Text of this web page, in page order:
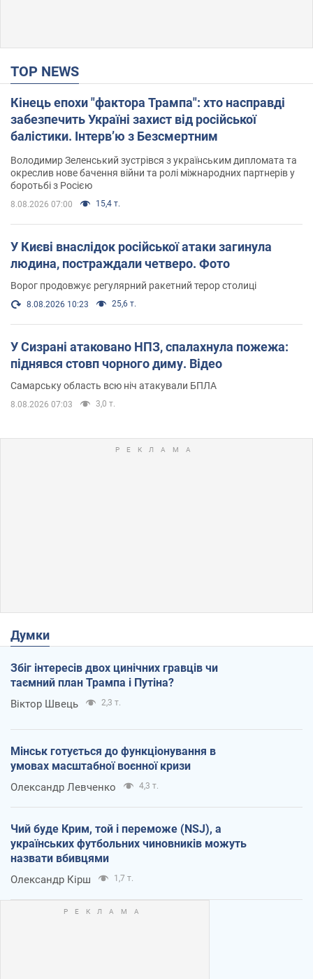
TOP NEWS
Кінець епохи "фактора Трампа": хто насправді
забезпечить Україні захист від російської
балістики. Інтерв’ю з Безсмертним
Володимир Зеленський зустрівся з українським дипломата та
окреслив нове бачення війни та ролі міжнародних партнерів у
боротьбі з Росією
8.08.2026 07:00 15,4 т.
У Києві внаслідок російської атаки загинула
людина, постраждали четверо. Фото
Ворог продовжує регулярний ракетний терор столиці
8.08.2026 10:23 25,6 т.
У Сизрані атаковано НПЗ, спалахнула пожежа:
піднявся стовп чорного диму. Відео
Самарську область всю ніч атакували БПЛА
8.08.2026 07:03 3,0 т.
Думки
Збіг інтересів двох цинічних гравців чи
таємний план Трампа і Путіна?
Віктор Швець 2,3 т.
Мінськ готується до функціонування в
умовах масштабної воєнної кризи
Олександр Левченко 4,3 т.
Чий буде Крим, той і переможе (NSJ), а
українських футбольних чиновників можуть
назвати вбивцями
Олександр Кірш 1,7 т.